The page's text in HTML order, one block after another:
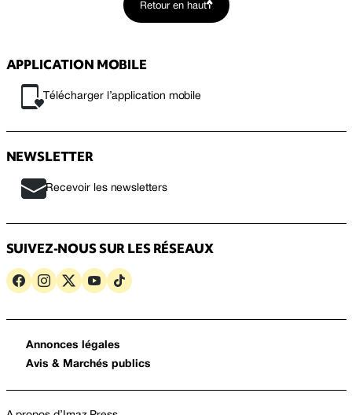
Retour en haut
APPLICATION MOBILE
Télécharger l’application mobile
NEWSLETTER
Recevoir les newsletters
SUIVEZ-NOUS SUR LES RÉSEAUX
Annonces légales
Avis & Marchés publics